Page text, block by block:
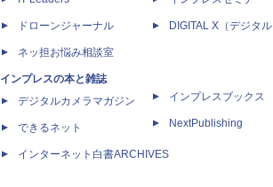
ドローンジャーナル
ネッ担お悩み相談室
インプレスの本と雑誌
デジタルカメラマガジン
できるネット
インターネット白書ARCHIVES
DIGITAL X（デジタル
インプレスブックス
NextPublishing